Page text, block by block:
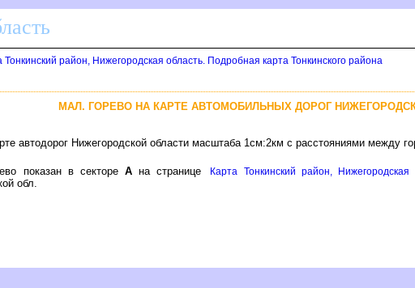
Тонкинский район, Нижегородская область. Подробная карта Тонкинского района
МАЛ. ГОРЕВО НА КАРТЕ АВТОМОБИЛЬНЫХ ДОРОГ
автодорог Нижегородской области масштаба 1см:2км с расстояниями между
показан в секторе А на странице Карта Тонкинский район,
обл.